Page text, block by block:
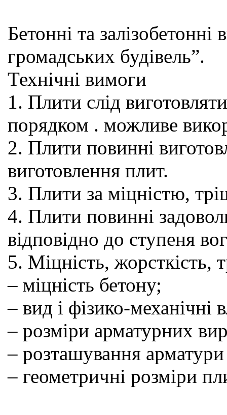
Бетонні та
громадських будівель”.
Технічні вимоги
1. Плити слід
порядком . можливе
2. Плити повинні
виготовлення плит.
3. Плити за міцністю,
4. Плити повинні
відповідно до ступеня
5. Міцність, жорсткість,
– міцність бетону;
– вид і фізико-механічні
– розміри арматурних
– розташування
– геометричні розміри